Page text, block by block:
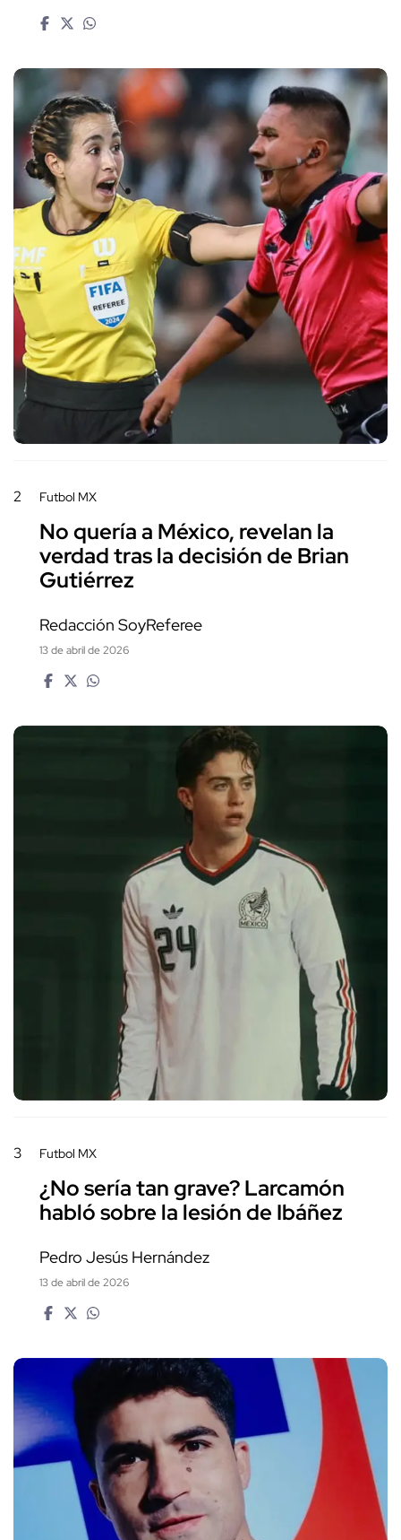
2 Futbol MX
No quería a México, revelan la
verdad tras la decisión de Brian
Gutiérrez
Redacción SoyReferee
13 de abril de 2026
3 Futbol MX
¿No sería tan grave? Larcamón
habló sobre la lesión de Ibáñez
Pedro Jesús Hernández
13 de abril de 2026